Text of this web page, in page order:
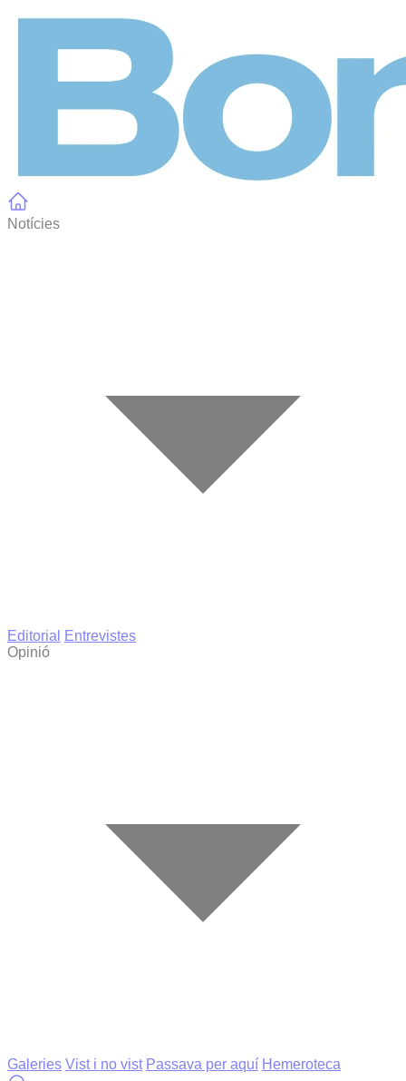
Notícies
Editorial
Entrevistes
Opinió
Galeries Vist i no vist Passava per aquí Hemeroteca